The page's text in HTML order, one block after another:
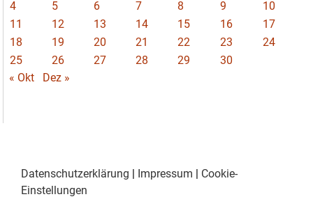
4
5 6 7 8 9
10
11
12 13 14 15 16
17
18
19 20 21 22 23
24
25
26 27 28 29
30
« Okt
Dez »
Datenschutzerklärung Impressum
Cookie-
Einstellungen